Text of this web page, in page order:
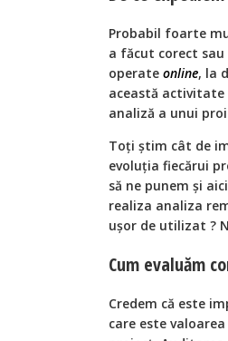
Probabil foarte
a făcut corect sau
operate online, la
această activitate
analiză a unui
Toţi ştim cât de
evoluţia fiecărui
să ne punem şi
realiza analiza
uşor de utilizat ?
Cum evaluăm
Credem că este
care este